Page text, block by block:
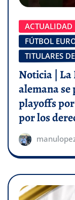
ACTUALIDAD
FÚTBOL
TITULARES
Noticia | La
alemana
playoffs
por los